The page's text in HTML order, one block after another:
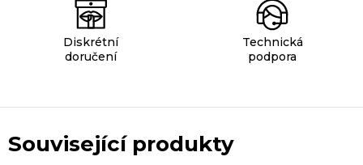
Diskrétní
doručení
Technická
podpora
Související produkty